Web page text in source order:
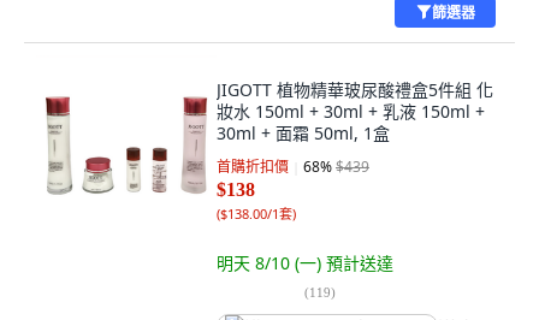
篩選器
JIGOTT 植物精華玻尿酸禮盒5件組 化
妝水 150ml + 30ml + 乳液 150ml +
30ml + 面霜 50ml, 1盒
首購折扣價 68%$439
$138
($138.00/1套)
明天 8/10 (一) 預計送達
(119)